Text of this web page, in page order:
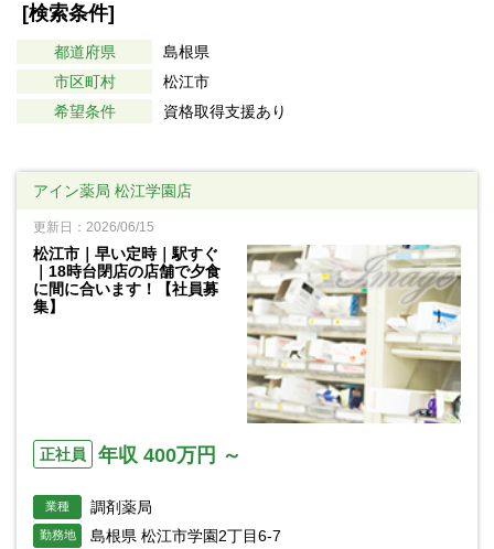
[検索条件]
都道府県
島根県
市区町村
松江市
希望条件
資格取得支援あり
アイン薬局 松江学園店
更新日：2026/06/15
松江市｜早い定時｜駅すぐ
｜18時台閉店の店舗で夕食
に間に合います！【社員募
集】
正社員 年収 400万円 ～
業種 調剤薬局
勤務地 島根県 松江市学園2丁目6-7